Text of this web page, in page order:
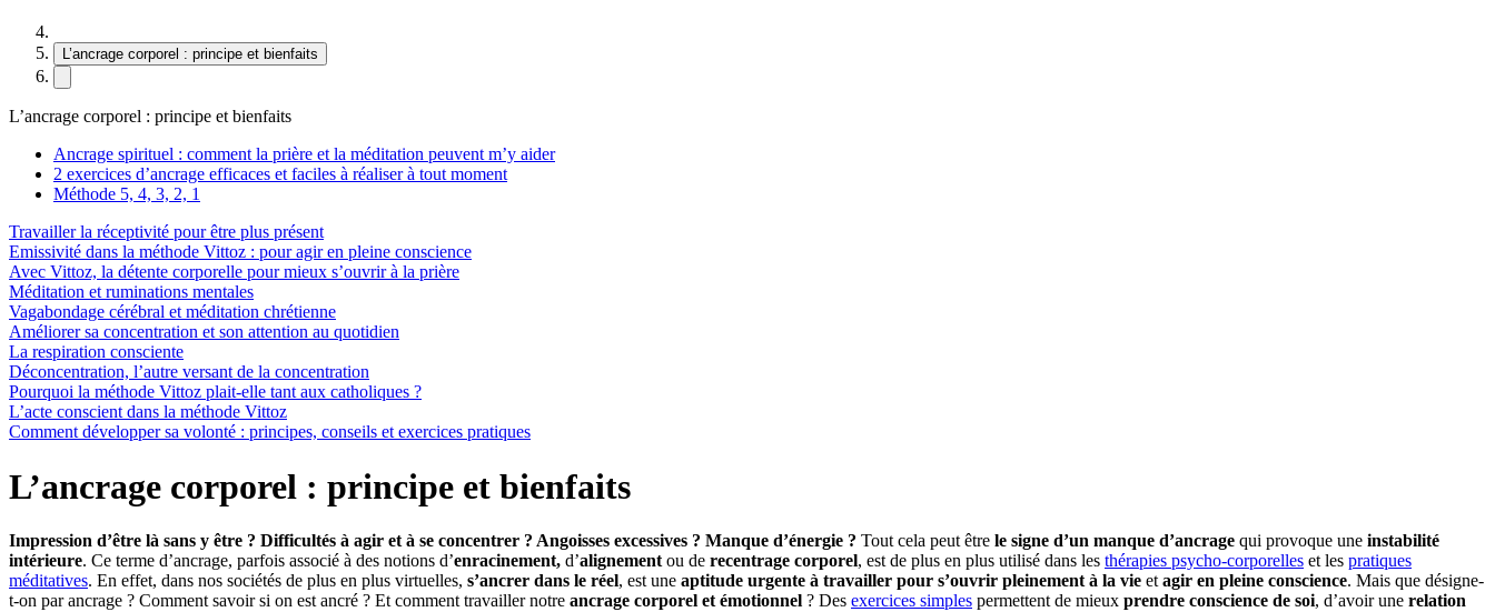
L’ancrage corporel : principe et bienfaits
L’ancrage corporel : principe et bienfaits
Ancrage spirituel : comment la prière et la méditation peuvent m’y aider
2 exercices d’ancrage efficaces et faciles à réaliser à tout moment
Méthode 5, 4, 3, 2, 1
Travailler la réceptivité pour être plus présent
Emissivité dans la méthode Vittoz : pour agir en pleine conscience
Avec Vittoz, la détente corporelle pour mieux s’ouvrir à la prière
Méditation et ruminations mentales
Vagabondage cérébral et méditation chrétienne
Améliorer sa concentration et son attention au quotidien
La respiration consciente
Déconcentration, l’autre versant de la concentration
Pourquoi la méthode Vittoz plait-elle tant aux catholiques ?
L’acte conscient dans la méthode Vittoz
Comment développer sa volonté : principes, conseils et exercices pratiques
L’ancrage corporel : principe et bienfaits
Impression d’être là sans y être ? Difficultés à agir et à se concentrer ? Angoisses excessives ? Manque d’énergie ? Tout cela peut être le signe d’un manque d’ancrage qui provoque une instabilité
intérieure. Ce terme d’ancrage, parfois associé à des notions d’enracinement, d’alignement ou de recentrage corporel, est de plus en plus utilisé dans les thérapies psycho-corporelles et les pratiques
méditatives. En effet, dans nos sociétés de plus en plus virtuelles, s’ancrer dans le réel, est une aptitude urgente à travailler pour s’ouvrir pleinement à la vie et agir en pleine conscience. Mais que désigne-
t-on par ancrage ? Comment savoir si on est ancré ? Et comment travailler notre ancrage corporel et émotionnel ? Des exercices simples permettent de mieux prendre conscience de soi, d’avoir une relation